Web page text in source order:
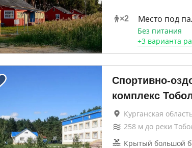
×2 Место под
Без питания
+3 варианта
Спортивно-
комплекс
Курганская
258 м до реки
Крытый большой